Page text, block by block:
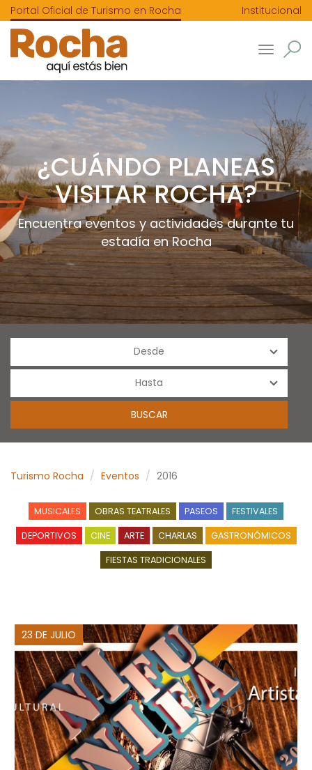
Portal Oficial de Turismo en Rocha Institucional
Toggle
¿CUÁNDO PLANEAS
VISITAR ROCHA?
Encuentra eventos y actividades durante tu
estadía en Rocha
Turismo Rocha Eventos 2016
MUSICALES OBRAS TEATRALES PASEOS FESTIVALES
DEPORTIVOS CINE ARTE CHARLAS GASTRONÓMICOS
FIESTAS TRADICIONALES
23 DE JULIO